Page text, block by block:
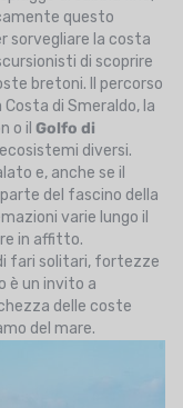
questo
sorvegliare la costa
di scoprire
bretoni. Il percorso
di Smeraldo, la
o il Golfo di
diversi.
e, anche se il
del fascino della
varie lungo il
in affitto.
fari solitari, fortezze
è un invito a
delle coste
del mare.